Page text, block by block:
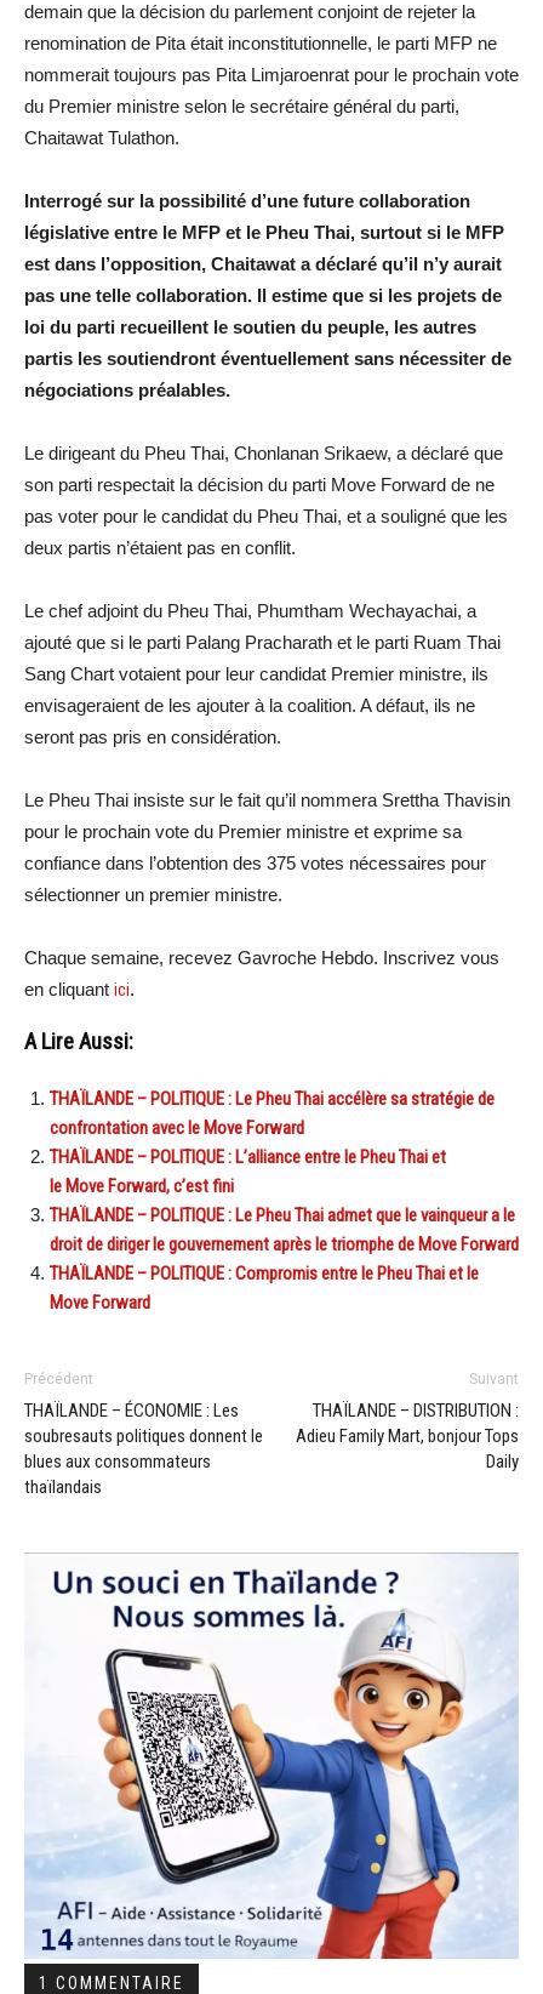
demain que la décision du parlement conjoint de rejeter la
renomination de Pita était inconstitutionnelle, le parti MFP ne
nommerait toujours pas Pita Limjaroenrat pour le prochain vote
du Premier ministre selon le secrétaire général du parti,
Chaitawat Tulathon.
Interrogé sur la possibilité d’une future collaboration
législative entre le MFP et le Pheu Thai, surtout si le MFP
est dans l’opposition, Chaitawat a déclaré qu’il n’y aurait
pas une telle collaboration. Il estime que si les projets de
loi du parti recueillent le soutien du peuple, les autres
partis les soutiendront éventuellement sans nécessiter de
négociations préalables.
Le dirigeant du Pheu Thai, Chonlanan Srikaew, a déclaré que
son parti respectait la décision du parti Move Forward de ne
pas voter pour le candidat du Pheu Thai, et a souligné que les
deux partis n’étaient pas en conflit.
Le chef adjoint du Pheu Thai, Phumtham Wechayachai, a
ajouté que si le parti Palang Pracharath et le parti Ruam Thai
Sang Chart votaient pour leur candidat Premier ministre, ils
envisageraient de les ajouter à la coalition. A défaut, ils ne
seront pas pris en considération.
Le Pheu Thai insiste sur le fait qu’il nommera Srettha Thavisin
pour le prochain vote du Premier ministre et exprime sa
confiance dans l’obtention des 375 votes nécessaires pour
sélectionner un premier ministre.
Chaque semaine, recevez Gavroche Hebdo. Inscrivez vous
en cliquant ici.
A Lire Aussi:
THAÏLANDE – POLITIQUE : Le Pheu Thai accélère sa stratégie de
confrontation avec le Move Forward
THAÏLANDE – POLITIQUE : L’alliance entre le Pheu Thai et
le Move Forward, c’est fini
THAÏLANDE – POLITIQUE : Le Pheu Thai admet que le vainqueur a le
droit de diriger le gouvernement après le triomphe de Move Forward
THAÏLANDE – POLITIQUE : Compromis entre le Pheu Thai et le
Move Forward
Précédent
THAÏLANDE – ÉCONOMIE : Les
soubresauts politiques donnent le
blues aux consommateurs
thaïlandais
Suivant
THAÏLANDE – DISTRIBUTION :
Adieu Family Mart, bonjour Tops
Daily
1 COMMENTAIRE